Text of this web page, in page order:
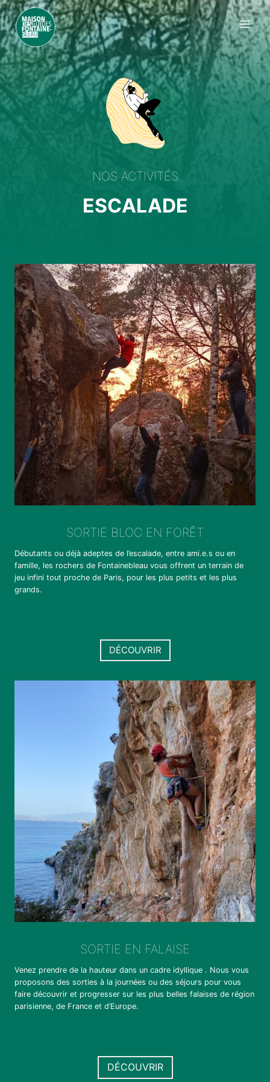
Aller
au
contenu
NOS ACTIVITÉS
ESCALADE
SORTIE BLOC EN FORÊT
Débutants ou déjà adeptes de l’escalade, entre ami.e.s ou en
famille, les rochers de Fontainebleau vous offrent un terrain de
jeu infini tout proche de Paris, pour les plus petits et les plus
grands.
DÉCOUVRIR
SORTIE EN FALAISE
Venez prendre de la hauteur dans un cadre idyllique . Nous vous
proposons des sorties à la journées ou des séjours pour vous
faire découvrir et progresser sur les plus belles falaises de région
parisienne, de France et d’Europe.
DÉCOUVRIR